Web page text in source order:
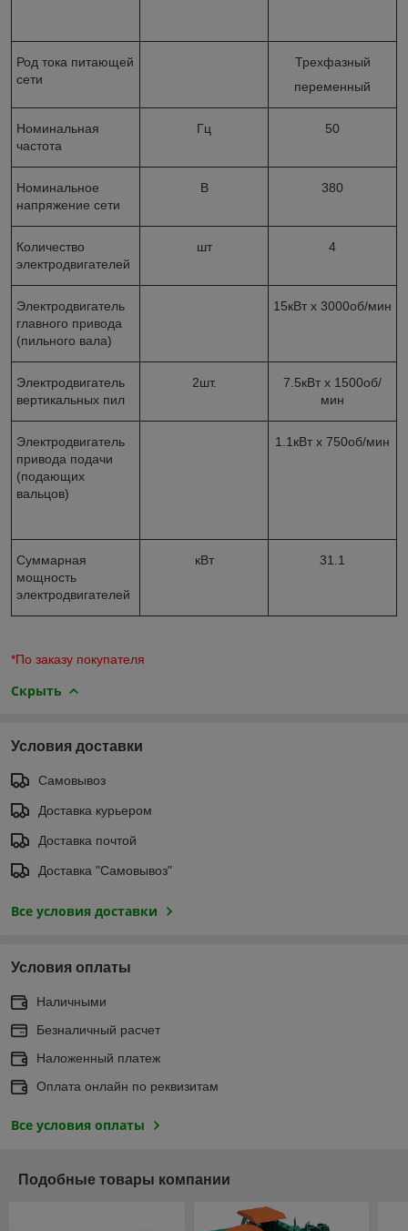
Род тока питающей
сети
Трехфазный
переменный
Номинальная
частота
Гц 50
Номинальное
напряжение сети
В 380
Количество
электродвигателей
шт 4
Электродвигатель
главного привода
(пильного вала)
15кВт х 3000об/мин
Электродвигатель
вертикальных пил
2шт.
7.5кВт х 1500об/
мин
Электродвигатель
привода подачи
(подающих
вальцов)
1.1кВт х 750об/мин
Суммарная
мощность
электродвигателей
кВт 31.1
*По заказу покупателя
Скрыть
Условия доставки
Самовывоз
Доставка курьером
Доставка почтой
Доставка "Самовывоз"
Все условия доставки
Условия оплаты
Наличными
Безналичный расчет
Наложенный платеж
Оплата онлайн по реквизитам
Все условия оплаты
Подобные товары компании